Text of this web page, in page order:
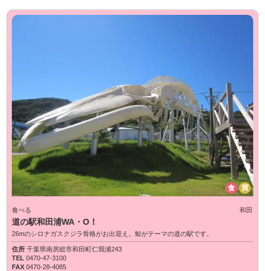
食 買
食べる 和田
道の駅和田浦WA・O！
26mのシロナガスクジラ骨格がお出迎え。鯨がテーマの道の駅です。
住所千葉県南房総市和田町仁我浦243
TEL0470-47-3100
FAX0470-28-4085